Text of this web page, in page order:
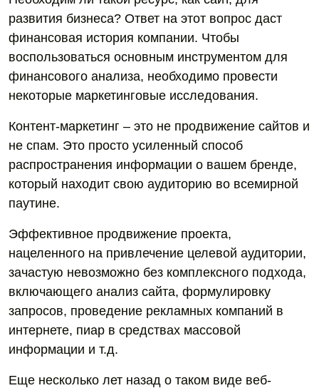
развития бизнеса? Ответ на этот вопрос даст
финансовая история компании. Чтобы
воспользоваться основным инструментом для
финансового анализа, необходимо провести
некоторые маркетинговые исследования.
Контент-маркетинг – это не продвижение сайтов и
не спам. Это просто усиленный способ
распространения информации о вашем бренде,
который находит свою аудиторию во всемирной
паутине.
Эффективное продвижение проекта,
нацеленного на привлечение целевой аудитории,
зачастую невозможно без комплексного подхода,
включающего анализ сайта, формулировку
запросов, проведение рекламных компаний в
интернете, пиар в средствах массовой
информации и т.д.
Еще несколько лет назад о таком виде веб-